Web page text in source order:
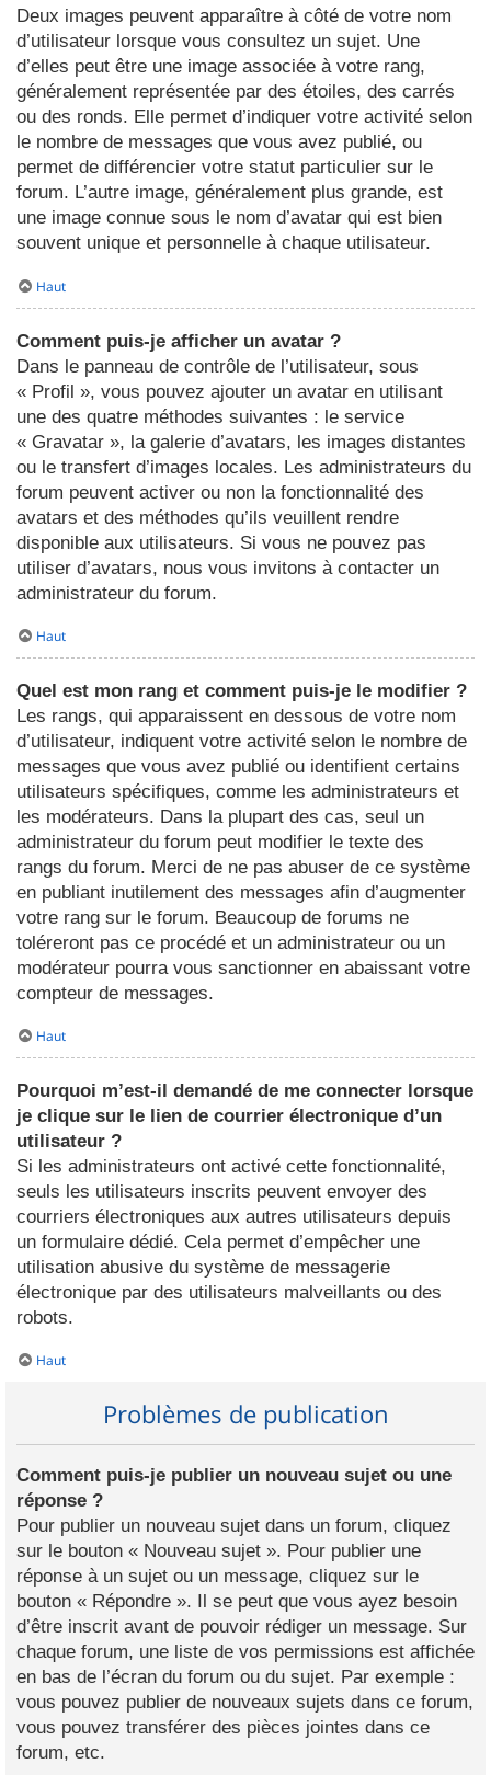
Deux images peuvent apparaître à côté de votre nom
d’utilisateur lorsque vous consultez un sujet. Une
d’elles peut être une image associée à votre rang,
généralement représentée par des étoiles, des carrés
ou des ronds. Elle permet d’indiquer votre activité selon
le nombre de messages que vous avez publié, ou
permet de différencier votre statut particulier sur le
forum. L’autre image, généralement plus grande, est
une image connue sous le nom d’avatar qui est bien
souvent unique et personnelle à chaque utilisateur.
Haut
Comment puis-je afficher un avatar ?
Dans le panneau de contrôle de l’utilisateur, sous
« Profil », vous pouvez ajouter un avatar en utilisant
une des quatre méthodes suivantes : le service
« Gravatar », la galerie d’avatars, les images distantes
ou le transfert d’images locales. Les administrateurs du
forum peuvent activer ou non la fonctionnalité des
avatars et des méthodes qu’ils veuillent rendre
disponible aux utilisateurs. Si vous ne pouvez pas
utiliser d’avatars, nous vous invitons à contacter un
administrateur du forum.
Haut
Quel est mon rang et comment puis-je le modifier ?
Les rangs, qui apparaissent en dessous de votre nom
d’utilisateur, indiquent votre activité selon le nombre de
messages que vous avez publié ou identifient certains
utilisateurs spécifiques, comme les administrateurs et
les modérateurs. Dans la plupart des cas, seul un
administrateur du forum peut modifier le texte des
rangs du forum. Merci de ne pas abuser de ce système
en publiant inutilement des messages afin d’augmenter
votre rang sur le forum. Beaucoup de forums ne
toléreront pas ce procédé et un administrateur ou un
modérateur pourra vous sanctionner en abaissant votre
compteur de messages.
Haut
Pourquoi m’est-il demandé de me connecter lorsque
je clique sur le lien de courrier électronique d’un
utilisateur ?
Si les administrateurs ont activé cette fonctionnalité,
seuls les utilisateurs inscrits peuvent envoyer des
courriers électroniques aux autres utilisateurs depuis
un formulaire dédié. Cela permet d’empêcher une
utilisation abusive du système de messagerie
électronique par des utilisateurs malveillants ou des
robots.
Haut
Problèmes de publication
Comment puis-je publier un nouveau sujet ou une
réponse ?
Pour publier un nouveau sujet dans un forum, cliquez
sur le bouton « Nouveau sujet ». Pour publier une
réponse à un sujet ou un message, cliquez sur le
bouton « Répondre ». Il se peut que vous ayez besoin
d’être inscrit avant de pouvoir rédiger un message. Sur
chaque forum, une liste de vos permissions est affichée
en bas de l’écran du forum ou du sujet. Par exemple :
vous pouvez publier de nouveaux sujets dans ce forum,
vous pouvez transférer des pièces jointes dans ce
forum, etc.